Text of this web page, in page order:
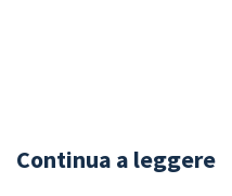
Continua a leggere